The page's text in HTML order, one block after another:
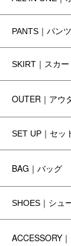
PANTS｜パンツ
SKIRT｜スカー
OUTER｜アウ
SET UP｜セッ
BAG｜バッグ
SHOES｜シュ
ACCESSORY